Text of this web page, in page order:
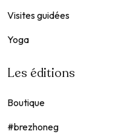
Visites guidées
Yoga
Les éditions
Boutique
#brezhoneg